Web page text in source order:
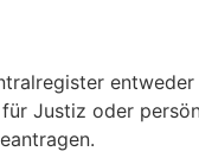
entweder
Justiz oder